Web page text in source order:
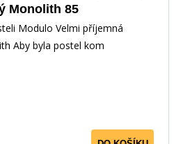
Monolith 85
Modulo Velmi příjemná
Aby byla postel kom